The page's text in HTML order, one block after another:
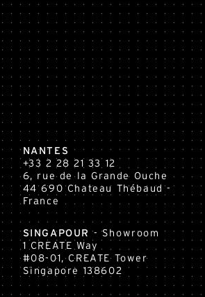
NANTES
+33 2 28 21 33 12
6, rue de la Grande Ouche
44 690 Chateau Thébaud -
France
SINGAPOUR - Showroom
1 CREATE Way
#08-01, CREATE Tower
Singapore 138602